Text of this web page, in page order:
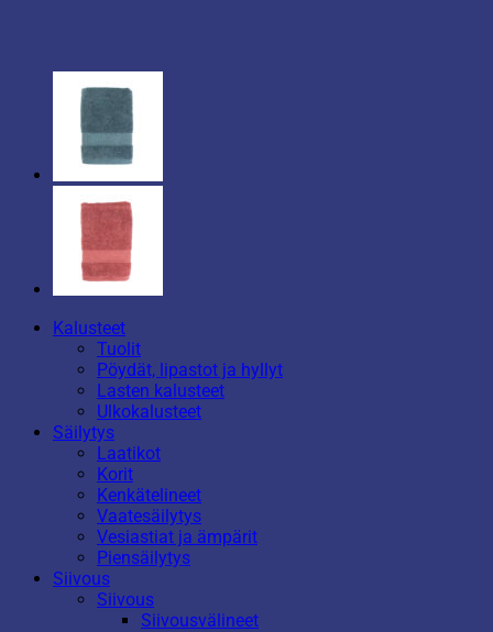
Kalusteet
Tuolit
Pöydät, lipastot ja hyllyt
Lasten kalusteet
Ulkokalusteet
Säilytys
Laatikot
Korit
Kenkätelineet
Vaatesäilytys
Vesiastiat ja ämpärit
Piensäilytys
Siivous
Siivous
Siivousvälineet